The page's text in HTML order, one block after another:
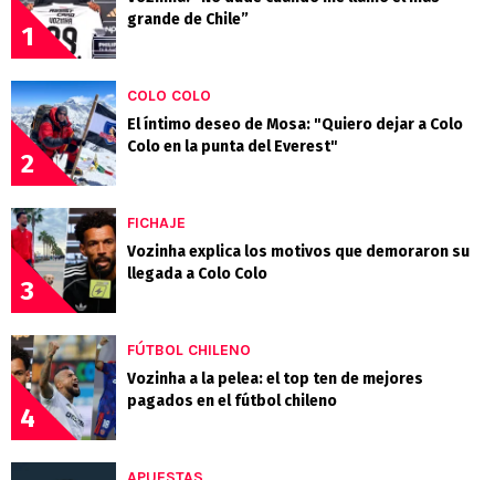
1
grande de Chile”
2
COLO COLO
El íntimo deseo de Mosa: "Quiero dejar a Colo
Colo en la punta del Everest"
3
FICHAJE
Vozinha explica los motivos que demoraron su
llegada a Colo Colo
4
FÚTBOL CHILENO
Vozinha a la pelea: el top ten de mejores
pagados en el fútbol chileno